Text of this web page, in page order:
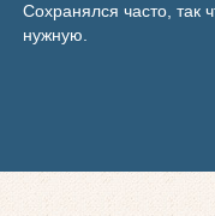
Сохранялся часто, так
нужную.